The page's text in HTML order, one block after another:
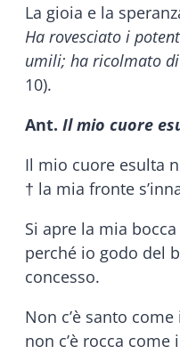
La gioia e la
Ha rovesciato i
umili; ha ricolmato
10).
Ant. Il mio cuore
Il mio cuore esulta
† la mia fronte
Si apre la mia
perché io godo del
concesso.
Non c’è santo
non c’è rocca